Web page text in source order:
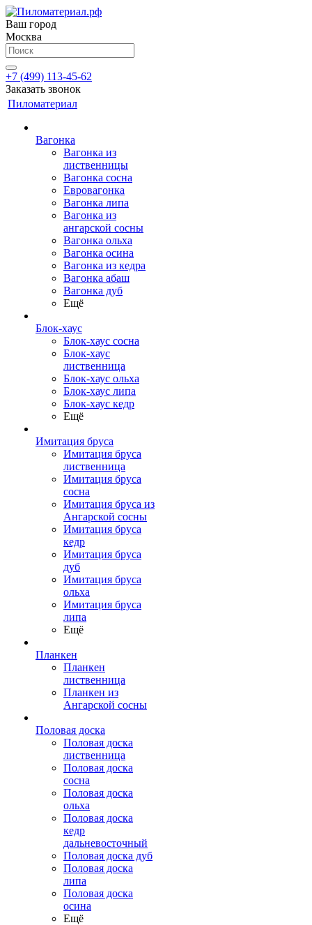
Ваш город
Москва
+7 (499) 113-45-62
Заказать звонок
Пиломатериал
Вагонка
Вагонка из
лиственницы
Вагонка сосна
Евровагонка
Вагонка липа
Вагонка из
ангарской сосны
Вагонка ольха
Вагонка осина
Вагонка из кедра
Вагонка абаш
Вагонка дуб
Ещё
Блок-хаус
Блок-хаус сосна
Блок-хаус
лиственница
Блок-хаус ольха
Блок-хаус липа
Блок-хаус кедр
Ещё
Имитация бруса
Имитация бруса
лиственница
Имитация бруса
сосна
Имитация бруса из
Ангарской сосны
Имитация бруса
кедр
Имитация бруса
дуб
Имитация бруса
ольха
Имитация бруса
липа
Ещё
Планкен
Планкен
лиственница
Планкен из
Ангарской сосны
Половая доска
Половая доска
лиственница
Половая доска
сосна
Половая доска
ольха
Половая доска
кедр
дальневосточный
Половая доска дуб
Половая доска
липа
Половая доска
осина
Ещё